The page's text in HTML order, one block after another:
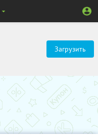
Загрузить